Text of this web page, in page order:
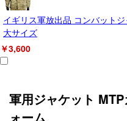
イギリス軍放出品 コンバット
大サイズ
￥3,600
軍用ジャケット
ォーム